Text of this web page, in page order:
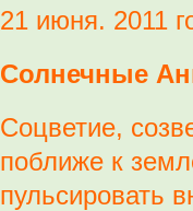
21 июня. 2011
Солнечные
Соцветие,
поближе к
пульсировать